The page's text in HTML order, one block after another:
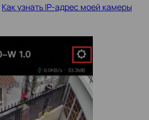
Как узнать IP-адрес моей камеры